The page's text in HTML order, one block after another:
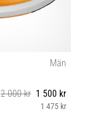
Män
2 000 kr 1 500 kr
1 475 kr